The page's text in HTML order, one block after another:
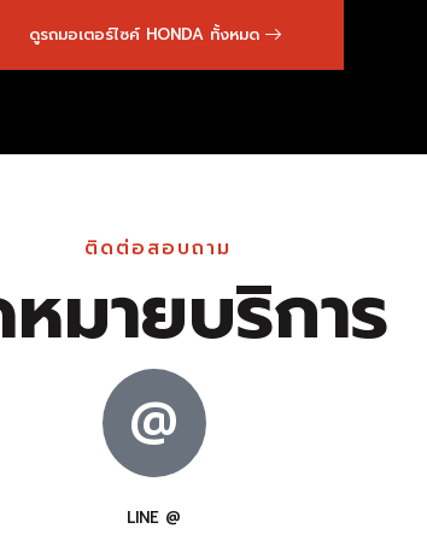
ดูรถมอเตอร์ไซค์ HONDA ทั้งหมด
ติดต่อสอบถาม
มายบริการ
@
LINE @